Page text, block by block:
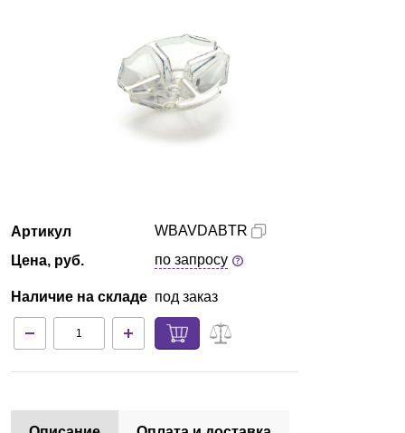
Партнеры
Технический сервис
Доставка и оплата
Артикул
Цена, руб.
Наличие на складе
WBAVDABTR
по запросу
под заказ